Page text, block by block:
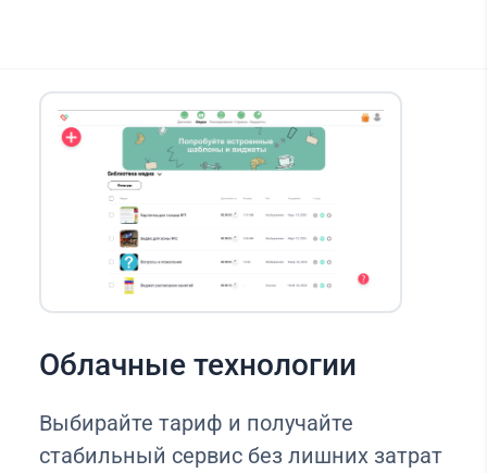
Облачные технологии
Выбирайте тариф и получайте
стабильный сервис без лишних затрат